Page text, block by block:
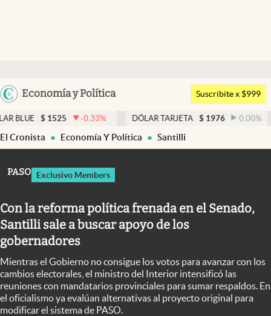
Argentina
Economía y Política
Members
Economía y Política
Finanzas y Mercados
Columnistas
Otras secciones
Infotechnology
Clase
Suscribite x $999
-0.33 % DÓLAR TARJETA $ 1976 0.00% DÓLAR
El Cronista Economía Y Política Santilli
PASO Exclusivo Members
Con la reforma política frenada en el Senado,
Santilli sale a buscar apoyo de los
gobernadores
Mientras el Gobierno no consigue los votos para avanzar con los
cambios electorales, el ministro del Interior intensificó las
reuniones con mandatarios provinciales para sumar respaldos. En
el oficialismo ya evalúan alternativas al proyecto original para
modificar el sistema de PASO.